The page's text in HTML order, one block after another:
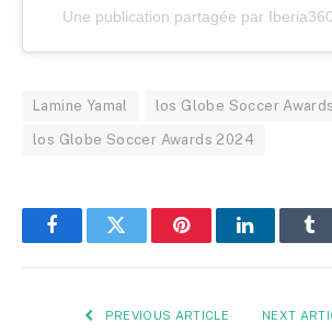
Une publication partagée par
Lamine Yamal los Globe Soccer Awards
los Globe Soccer Awards 2024
FacebookTwitter PinterestLinkedIn
PREVIOUS ARTICLE NEXT